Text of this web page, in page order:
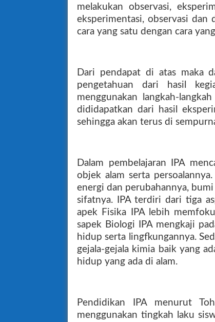
melakukan observasi,
eksperimentasi, observasi
cara yang satu dengan cara
Dari pendapat di atas maka
pengetahuan dari hasil
menggunakan langkah-
dididapatkan dari hasil
sehingga akan terus di
Dalam pembelajaran IPA
objek alam serta
energi dan perubahannya,
sifatnya. IPA terdiri dari tiga
apek Fisika IPA lebih
sapek Biologi IPA mengkaji
hidup serta lingfkungannya.
gejala-gejala kimia baik yang
hidup yang ada di alam.
Pendidikan IPA menurut
menggunakan tingkah laku